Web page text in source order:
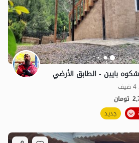
بايين - الطابق الأرضي
تومان
جديد